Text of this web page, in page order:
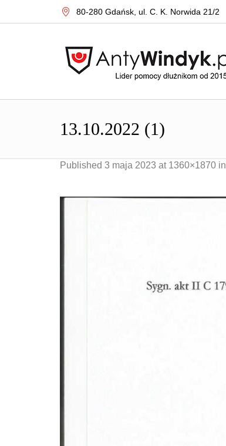
80-280 Gdańsk, ul. C. K. Norwida 21/2
13.10.2022 (1)
Published 3 maja 2023 at 1360×1870 in